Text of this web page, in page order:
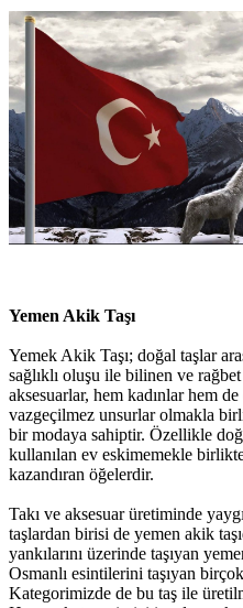
Yemen Akik Taşı
Yemek Akik Taşı; doğal taşlar
sağlıklı oluşu ile bilinen ve
aksesuarlar, hem kadınlar hem
vazgeçilmez unsurlar olmakla
bir modaya sahiptir. Özellikle
kullanılan ev eskimemekle
kazandıran öğelerdir.
Takı ve aksesuar üretiminde
taşlardan birisi de yemen akik
yankılarını üzerinde taşıyan
Osmanlı esintilerini taşıyan
Kategorimizde de bu taş ile